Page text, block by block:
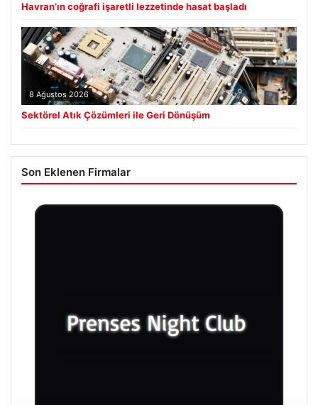
Havran’ın coğrafi işaretli lezzetinde hasat başladı
8 Ağustos 2026
Sektörel Atık Çözümleri ile Geri Dönüşüm
Son Eklenen Firmalar